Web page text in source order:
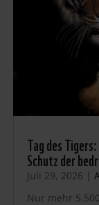
Tag des
Schutz der
Juli 29, 2026 |
Nur mehr